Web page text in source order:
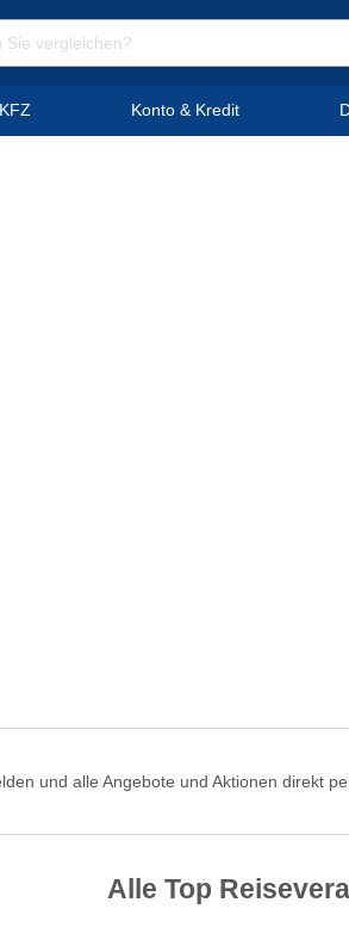
KFZ Konto & Kredit
und alle Angebote und Aktionen direkt
Alle Top